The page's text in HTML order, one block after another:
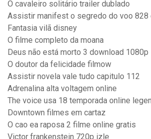
O cavaleiro solitário trailer dublado
Assistir manifest o segredo do voo 828
Fantasia vilã disney
O filme completo da moana
Deus não está morto 3 download 1080p
O doutor da felicidade filmow
Assistir novela vale tudo capitulo 112
Adrenalina alta voltagem online
The voice usa 18 temporada online
Downtown filmes em cartaz
O cao ea raposa 2 filme online gratis
Victor frankenstein 720p izle